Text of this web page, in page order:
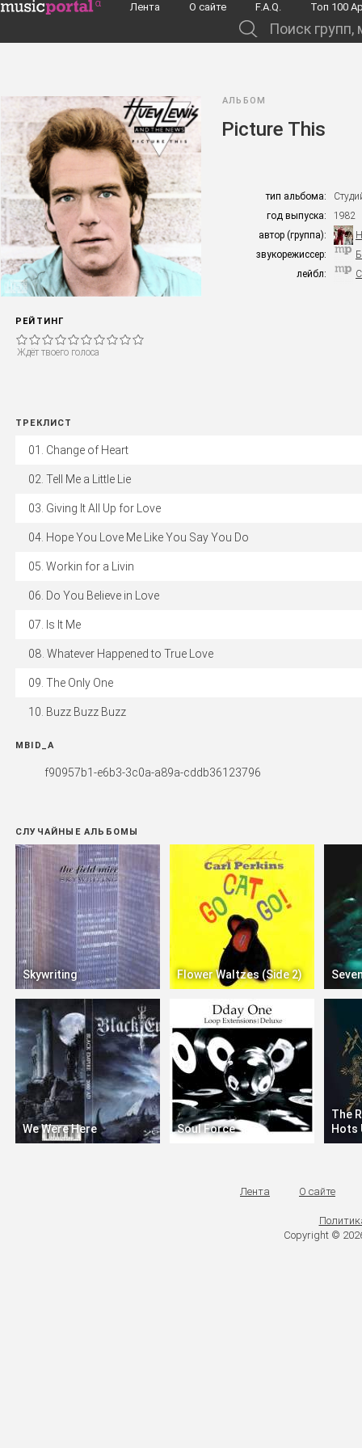
Перейти к основному содержанию
Лента О сайте F.A.Q. Toп 100
РЕЙТИНГ
Ждёт твоего голоса
АЛЬБОМ
Picture This
тип альбома:
год выпуска:
1982
автор (группа):
звукорежиссер:
лейбл:
ТРЕКЛИСТ
Change of Heart
Tell Me a Little Lie
Giving It All Up for Love
Hope You Love Me Like You Say You Do
Workin for a Livin
Do You Believe in Love
Is It Me
Whatever Happened to True Love
The Only One
Buzz Buzz Buzz
MBID_A
f90957b1-e6b3-3c0a-a89a-cddb36123796
СЛУЧАЙНЫЕ АЛЬБОМЫ
Skywriting Flower Waltzes (Side 2)
We Were Here Soul Force
The
Hots
Лента О сайте
Copyright ©